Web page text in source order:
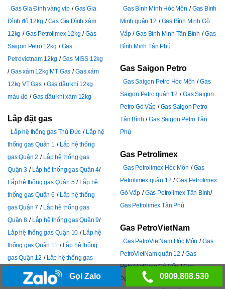
Gas Gia Đình vàng vip
Gas Gia
Đình đỏ 12kg
Gas Gia Đình xám
12kg
Gas Petrolimex 12kg
Gas
Saigon Petro 12kg
Gas
Petrovietnam 12kg
Gas MISS 12kg
Gas xám 12kg MT Gas
Gas xám
12kg VT Gas
Gas dầu khí 12kg
màu đỏ
Gas dầu khí xám 12kg
Lắp đặt gas
Lắp hệ thống gas Thủ Đức
Lắp hệ
thống gas Quận 1
Lắp hệ thống
gas Quận 2
Lắp hệ thống gas
Quận 3
Lắp hệ thống gas Quận 4
Lắp hệ thống gas Quận 5
Lắp hệ
thống gas Quận 6
Lắp hệ thống
gas Quận 7
Lắp hệ thống gas
Quận 8
Lắp hệ thống gas Quận 9
Lắp hệ thống gas Quận 10
Lắp hệ
thống gas Quận 11
Lắp hệ thống
gas Quận 12
Lắp hệ thống gas
Bình Tân
Lắp hệ thống gas Bình
Thạnh
Lắp hệ thống gas Gò Vấp
Gas Bình Minh Hóc Môn
Gas Bình
Minh quận 12
Gas Bình Minh Gò
Vấp
Gas Bình Minh Tân Bình
Gas
Bình Minh Tân Phú
Gas Saigon Petro
Gas Saigon Petro Hóc Môn
Gas
Saigon Petro quận 12
Gas Saigon
Petro Gò Vấp
Gas Saigon Petro
Tân Bình
Gas Saigon Petro Tân
Phú
Gas Petrolimex
Gas Petrolimex Hóc Môn
Gas
Petrolimex quận 12
Gas Petrolimex
Gò Vấp
Gas Petrolimex Tân Bình
Gas Petrolimex Tân Phú
Gas PetroVietNam
Gas PetroVietNam Hóc Môn
Gas
PetroVietNam quận 12
Gas
PetroVietNam Gò Vấp
Gas
PetroVietNam Tân Bình
Gas
Gọi Zalo 0909.808.530